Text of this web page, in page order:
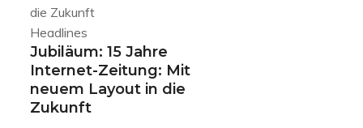
Headlines
Jubiläum: 15 Jahre
Internet-Zeitung: Mit
neuem Layout in die
Zukunft